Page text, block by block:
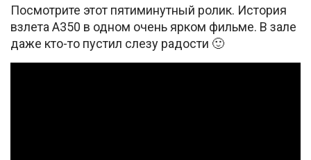
Посмотрите этот пятиминутный ролик. История
взлета А350 в одном очень ярком фильме. В зале
даже кто-то пустил слезу радости 🙂